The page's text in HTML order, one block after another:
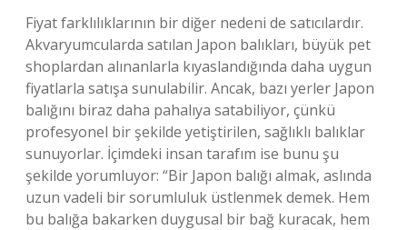
Fiyat farklılıklarının bir diğer nedeni de satıcılardır.
Akvaryumcularda satılan Japon balıkları, büyük pet
shoplardan alınanlarla kıyaslandığında daha uygun
fiyatlarla satışa sunulabilir. Ancak, bazı yerler Japon
balığını biraz daha pahalıya satabiliyor, çünkü
profesyonel bir şekilde yetiştirilen, sağlıklı balıklar
sunuyorlar. İçimdeki insan tarafım ise bunu şu
şekilde yorumluyor: “Bir Japon balığı almak, aslında
uzun vadeli bir sorumluluk üstlenmek demek. Hem
bu balığa bakarken duygusal bir bağ kuracak, hem